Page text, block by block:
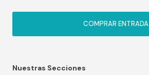
COMPRAR ENTRADA
Nuestras Secciones